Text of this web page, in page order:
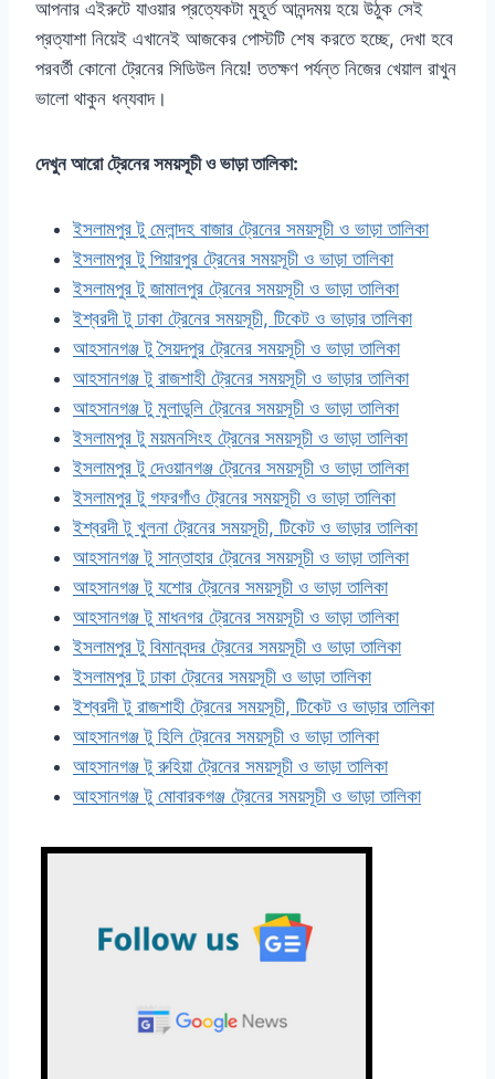
আপনার এইরুটে যাওয়ার প্রত্যেকটা মুহূর্ত আনন্দময় হয়ে উঠুক সেই
প্রত্যাশা নিয়েই এখানেই আজকের পোস্টটি শেষ করতে হচ্ছে, দেখা হবে
পরবর্তী কোনো ট্রেনের সিডিউল নিয়ে! ততক্ষণ পর্যন্ত নিজের খেয়াল রাখুন
ভালো থাকুন ধন্যবাদ।
দেখুন আরো ট্রেনের সময়সূচী ও ভাড়া তালিকা:
ইসলামপুর টু মেলান্দহ বাজার ট্রেনের সময়সূচী ও ভাড়া তালিকা
ইসলামপুর টু পিয়ারপুর ট্রেনের সময়সূচী ও ভাড়া তালিকা
ইসলামপুর টু জামালপুর ট্রেনের সময়সূচী ও ভাড়া তালিকা
ইশ্বরদী টু ঢাকা ট্রেনের সময়সূচী, টিকেট ও ভাড়ার তালিকা
আহসানগঞ্জ টু সৈয়দপুর ট্রেনের সময়সূচী ও ভাড়া তালিকা
আহসানগঞ্জ টু রাজশাহী ট্রেনের সময়সূচী ও ভাড়ার তালিকা
আহসানগঞ্জ টু মুলাডুলি ট্রেনের সময়সূচী ও ভাড়া তালিকা
ইসলামপুর টু ময়মনসিংহ ট্রেনের সময়সূচী ও ভাড়া তালিকা
ইসলামপুর টু দেওয়ানগঞ্জ ট্রেনের সময়সূচী ও ভাড়া তালিকা
ইসলামপুর টু গফরগাঁও ট্রেনের সময়সূচী ও ভাড়া তালিকা
ইশ্বরদী টু খুলনা ট্রেনের সময়সূচী, টিকেট ও ভাড়ার তালিকা
আহসানগঞ্জ টু সান্তাহার ট্রেনের সময়সূচী ও ভাড়া তালিকা
আহসানগঞ্জ টু যশোর ট্রেনের সময়সূচী ও ভাড়া তালিকা
আহসানগঞ্জ টু মাধনগর ট্রেনের সময়সূচী ও ভাড়া তালিকা
ইসলামপুর টু বিমানবন্দর ট্রেনের সময়সূচী ও ভাড়া তালিকা
ইসলামপুর টু ঢাকা ট্রেনের সময়সূচী ও ভাড়া তালিকা
ইশ্বরদী টু রাজশাহী ট্রেনের সময়সূচী, টিকেট ও ভাড়ার তালিকা
আহসানগঞ্জ টু হিলি ট্রেনের সময়সূচী ও ভাড়া তালিকা
আহসানগঞ্জ টু রুহিয়া ট্রেনের সময়সূচী ও ভাড়া তালিকা
আহসানগঞ্জ টু মোবারকগঞ্জ ট্রেনের সময়সূচী ও ভাড়া তালিকা